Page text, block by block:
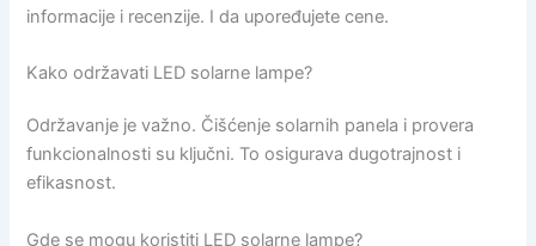
informacije i recenzije. I da upoređujete cene.
Kako održavati LED solarne lampe?
Održavanje je važno. Čišćenje solarnih panela i provera
funkcionalnosti su ključni. To osigurava dugotrajnost i
efikasnost.
Gde se mogu koristiti LED solarne lampe?